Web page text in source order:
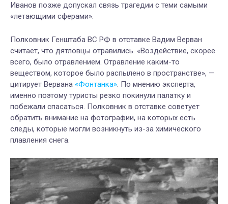
Иванов позже допускал связь трагедии с теми самыми
«летающими сферами».
Полковник Генштаба ВС РФ в отставке Вадим Верван
считает, что дятловцы отравились. «Воздействие, скорее
всего, было отравлением. Отравление каким-то
веществом, которое было распылено в пространстве», —
цитирует Вервана «Фонтанка». По мнению эксперта,
именно поэтому туристы резко покинули палатку и
побежали спасаться. Полковник в отставке советует
обратить внимание на фотографии, на которых есть
следы, которые могли возникнуть из-за химического
плавления снега.